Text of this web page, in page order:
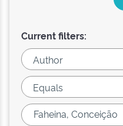
Current filters: